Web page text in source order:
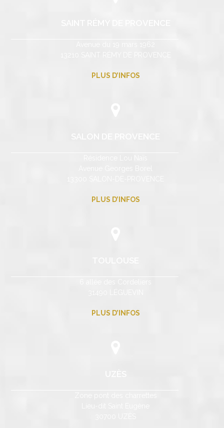
PLUS D’INFOS
PLUS D’INFOS
PLUS D’INFOS